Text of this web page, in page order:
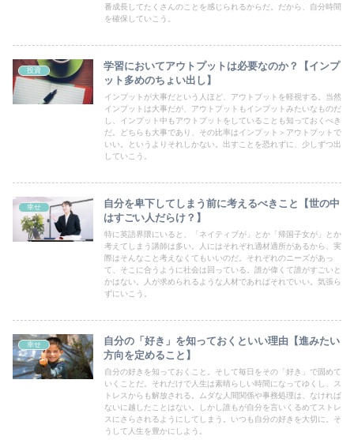
番成長してたくさんのことを感じられるからだ。だから、自分時間
を確保していこう。
投資
学習においてアウトプットは必要なのか？【インプ
ット多めのちょい出し】
インプットが大事だという人ほど、アウトプットを軽視する。当然
インプットは大事だが、アウトプットもインプットみたいなものだ
し、インプット中もアウトプットをしていることも知っておくべき
だ。どちらも大事であり、その比率はインプット＞アウトプットで
いい。というよりそれしかない。出すことを恐れずに、少しずつ出
していこう。
幸せ
自分を卑下してしまう前に考えるべきこと【世の中
はすごい人だらけ？】
特に英語界隈にいると、「ネイティブが」とか「帰国子女が」とか
考えてしまう講師は多い。人にはそれぞれ適材適所があるから、実
際はそんなこと考えなくてもいいのだ。それぞれのニーズがあっ
て、そこに合うように社会は回っている。誰が偉くて誰がすごいと
かはない。人が求められるような人材であればそれでいい。気張ら
ずにいこう。
幸せ
自分の「好き」を知っておくといい理由【進みたい
方向を定めること】
自分の好きを知っておくこと。そして毎日をその「好き」で固めて
いくことだ。それだけで人生は素晴らしい時間になってゆくし、ス
トレスからも解放される。ムダな人間関係や事務処理は、なければ
ないに越したことはない。しかし誰もが自分を言いくるめてストレ
スにさらされるようにしてしまう。いつも自分の好きを大切に。そ
うして人生を豊かにしよう。